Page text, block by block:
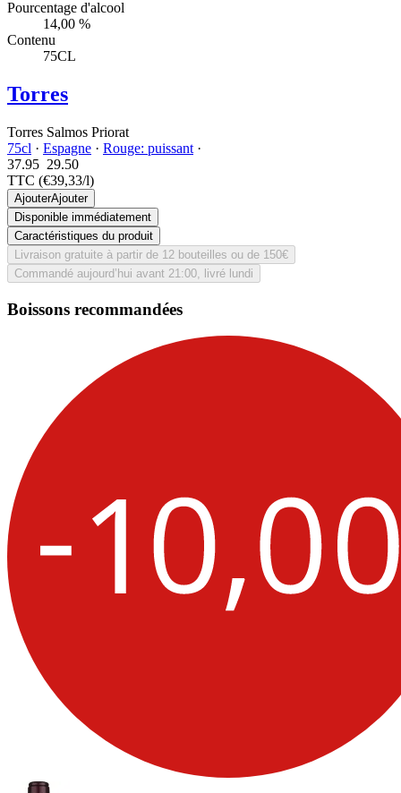
Pourcentage d'alcool
14,00 %
Contenu
75CL
Torres
Torres Salmos Priorat
75cl · Espagne · Rouge: puissant ·
37.95 29.50
TTC (€39,33/l)
AjouterAjouter
Disponible immédiatement
Caractéristiques du produit
Livraison gratuite à partir de 12 bouteilles ou de 150€
Commandé aujourd’hui avant 21:00, livré lundi
Boissons recommandées